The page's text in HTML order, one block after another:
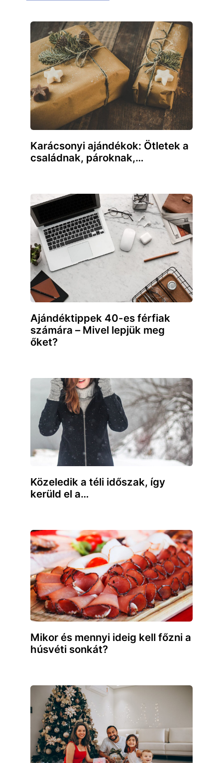
Karácsonyi ajándékok: Ötletek a
családnak, pároknak,…
Ajándéktippek 40-es férfiak
számára – Mivel lepjük meg
őket?
Közeledik a téli időszak, így
kerüld el a…
Mikor és mennyi ideig kell főzni a
húsvéti sonkát?